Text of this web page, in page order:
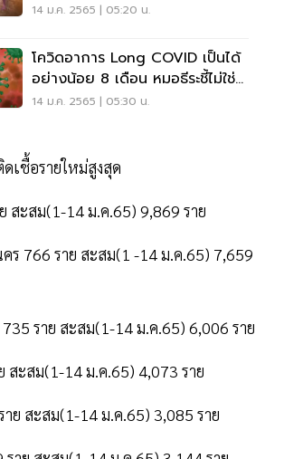
14 ม.ค. 2565 | 05:20 น.
โควิดอาการ Long COVID เป็นได้
อย่างน้อย 8 เดือน หมอธีระชี้ไม่ใช่
รักษาแล้วจบ
14 ม.ค. 2565 | 05:30 น.
เชื้อรายใหม่สูงสุด
สะสม(1-14 ม.ค.65) 9,869 ราย
ร 766 ราย สะสม(1 -14 ม.ค.65) 7,659
ราย สะสม(1-14 ม.ค.65) 6,006 ราย
สะสม(1-14 ม.ค.65) 4,073 ราย
ย สะสม(1-14 ม.ค.65) 3,085 ราย